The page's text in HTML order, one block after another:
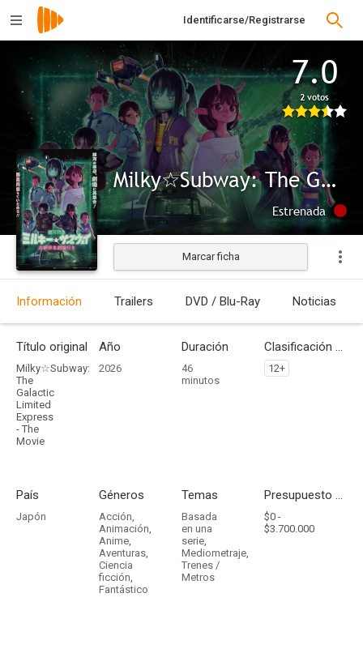
Identificarse/Registrarse
7.0
2 votos
Milky☆Subway: The Galactic Limited Express - La película
Estrenada
Marcar ficha
Información Trailers DVD / Blu-Ray Noticias
Título original
Milky☆Subway:
The
Galactic
Limited
Express
- The
Movie
Año
2026
Duración
46
minutos
Clasificación por edades
12+
País
Japón
Géneros
Acción,
Animación,
Anime,
Aventuras,
Ciencia
ficción,
Fantástico
Temas
Basada
en una
serie,
Mediometraje,
Trenes /
Metros
Presupuesto - Ingresos
$0 -
$3.700.000